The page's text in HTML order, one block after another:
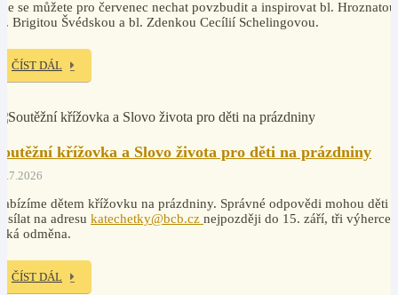
se můžete pro červenec nechat povzbudit a inspirovat bl.
Brigitou Švédskou a bl. Zdenkou Cecílií Schelingovou.
ČÍST DÁL
křížovka a Slovo života pro děti na prázdniny
dětem křížovku na prázdniny. Správné odpovědi mohou děti
na adresu katechetky@bcb.cz nejpozději do 15. září, tři výherce
odměna.
ČÍST DÁL